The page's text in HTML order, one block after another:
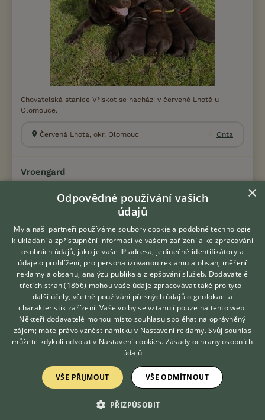
Chovatelská stanice Vřískot se nachází v červené Lhotě u
Olomouce.
Červená Lhota, okr. Olomouc Onta
Vroengard
S prvním beauceronem jsem věděla, že nemám obyčejného psa,
ale že mám parťáka, který je mým trenérem a psychologem :)
máme 3 feny doma, 1 externě ve s...
Lhota pod Radčem, okr. Rokycany
Hledáte zvířecího kamaráda?
Zdarma vám poradí
VETERINÁŘ ONLINE
KONZULTOVAT S
VETERINÁŘEM
×
Odpovědné používání vašich
údajů
My a naši partneři používáme soubory cookie a podobné technologie
k ukládání a zpřístupnění informací ve vašem zařízení a ke zpracování
osobních údajů, jako je vaše IP adresa, jedinečné identifikátory a
údaje o prohlížení, pro personalizovanou reklamu a obsah, měření
reklamy a obsahu, analýzu publika a zlepšování služeb. Dodavatelé
třetích stran (1866) mohou vaše údaje zpracovávat také pro tyto i
další účely, včetně používání přesných údajů o geolokaci a
charakteristik zařízení. Vaše volby se vztahují pouze na tento web.
Někteří dodavatelé mohou místo souhlasu spoléhat na oprávněný
zájem; máte právo vznést námitku v Nastavení reklamy. Svůj souhlas
můžete kdykoli odvolat v Nastavení cookies. Zásady ochrany osobních
údajů
VŠE PŘIJMOUT VŠE ODMÍTNOUT
PŘIZPŮSOBIT